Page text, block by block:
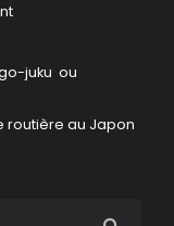
juku ou
routière au Japon